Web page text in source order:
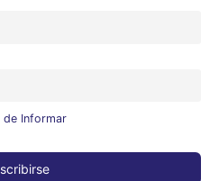
de Informar